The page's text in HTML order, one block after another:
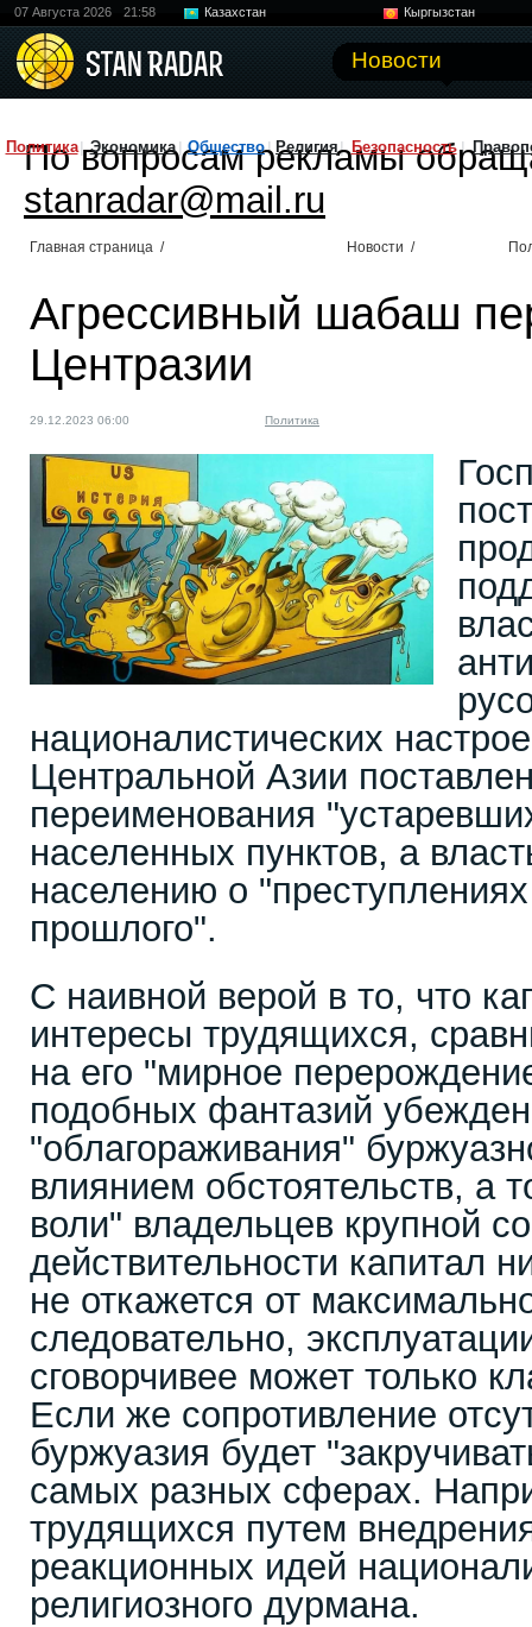
07 Августа 2026 21:58 Казахстан
Кыргызстан
Новости
Политика Экономика Общество Религия Безопасность
По вопросам рекламы
stanradar@mail.ru
Главная страница / Новости /
Агрессивный шабаш
Центразии
29.12.2023 06:00 Политика
националистических
Центральной Азии
переименования
населенных пунктов, а
населению о "преступлениях
прошлого".
С наивной верой в то, что
интересы трудящихся,
на его "мирное
подобных фантазий
"облагораживания"
влиянием обстоятельств, а
воли" владельцев крупной
действительности капитал
не откажется от
следовательно,
сговорчивее может только
Если же сопротивление
буржуазия будет
самых разных сферах.
трудящихся путем
реакционных идей
религиозного дурмана.